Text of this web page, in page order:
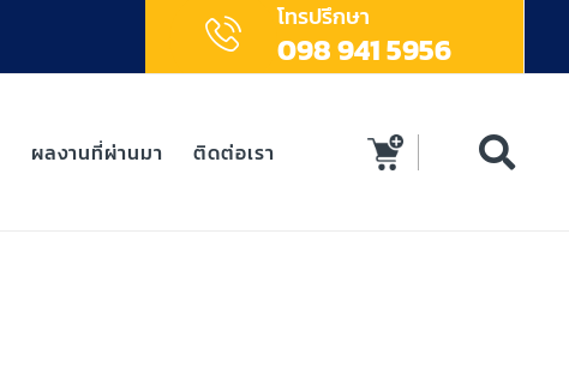
โทรปรึกษา
098 941 5956
ผลงานที่ผ่านมา ติดต่อเรา